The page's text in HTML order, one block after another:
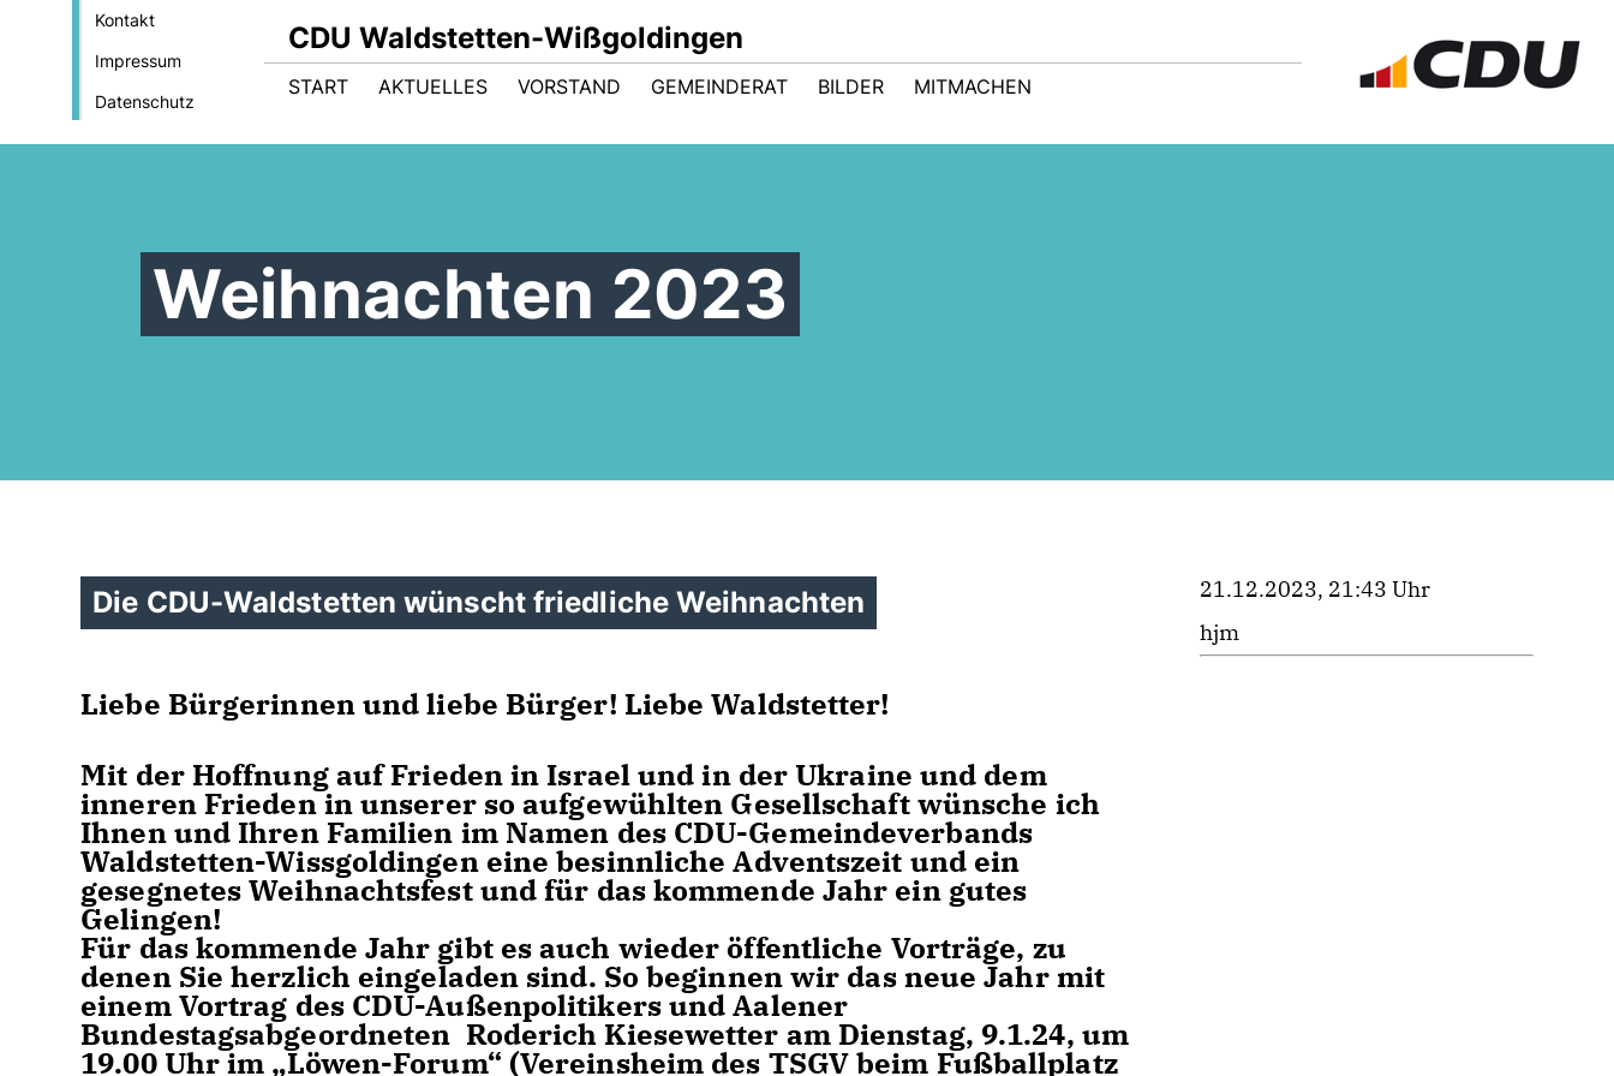
Kontakt
Impressum
Datenschutz
CDU Waldstetten-Wißgoldingen
START AKTUELLES VORSTAND GEMEINDERAT BILDER MITMACHEN
Weihnachten 2023
Die CDU-Waldstetten wünscht friedliche Weihnachten
Liebe Bürgerinnen und liebe Bürger! Liebe Waldstetter!
Mit der Hoffnung auf Frieden in Israel und in der Ukraine und dem
inneren Frieden in unserer so aufgewühlten Gesellschaft wünsche ich
Ihnen und Ihren Familien im Namen des CDU-Gemeindeverbands
Waldstetten-Wissgoldingen eine besinnliche Adventszeit und ein
gesegnetes Weihnachtsfest und für das kommende Jahr ein gutes
Gelingen!
Für das kommende Jahr gibt es auch wieder öffentliche Vorträge, zu
denen Sie herzlich eingeladen sind. So beginnen wir das neue Jahr mit
einem Vortrag des CDU-Außenpolitikers und Aalener
Bundestagsabgeordneten Roderich Kiesewetter am Dienstag, 9.1.24, um
19.00 Uhr im „Löwen-Forum“ (Vereinsheim des TSGV beim Fußballplatz
21.12.2023, 21:43 Uhr
hjm